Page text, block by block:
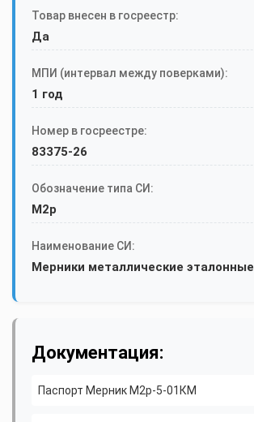
Товар внесен в госреестр:
Да
МПИ (интервал между поверками):
1 год
Номер в госреестре:
83375-26
Обозначение типа СИ:
М2р
Наименование СИ:
Мерники металлические эталонные
Документация:
Паспорт Мерник М2р-5-01КМ